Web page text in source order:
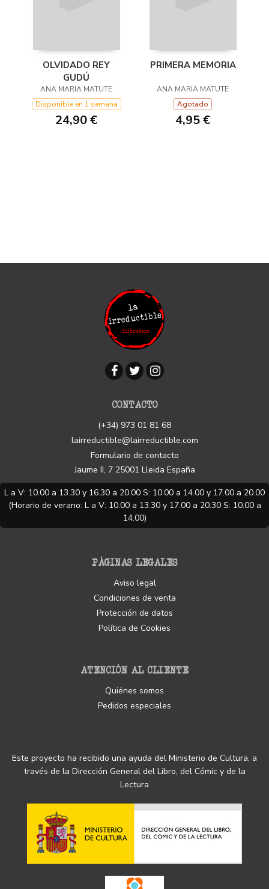
OLVIDADO REY
GUDÚ
ANA MARIA MATUTE
Disponible en 1 semana
24,90 €
PRIMERA MEMORIA
ANA MARIA MATUTE
Agotado
4,95 €
CONTACTO
(+34) 973 01 81 68
lairreductible@lairreductible.com
Formulario de contacto
Jaume II, 7 25001 Lleida España
L a V: 10.00 a 13.30 y 16.30 a 20.00 S: 10.00 a 14.00 y 17.00 a 20.00
(Horario de verano: L a V: 10.00 a 13.30 y 17.00 a 20.30 S: 10.00 a
14.00)
PÁGINAS LEGALES
Aviso legal
Condiciones de venta
Protección de datos
Política de Cookies
ATENCIÓN AL CLIENTE
Quiénes somos
Pedidos especiales
Este proyecto ha recibido una ayuda del Ministerio de Cultura, a
través de la Dirección General del Libro, del Cómic y de la
Lectura